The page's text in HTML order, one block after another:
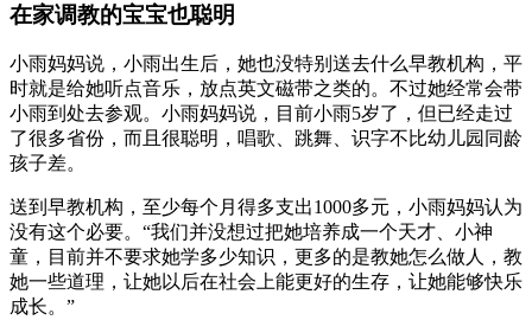
在家调教的宝宝也聪明
小雨妈妈说，小雨出生后，她也没特别送去什么早教机构，平
时就是给她听点音乐，放点英文磁带之类的。不过她经常会带
小雨到处去参观。小雨妈妈说，目前小雨5岁了，但已经走过
了很多省份，而且很聪明，唱歌、跳舞、识字不比幼儿园同龄
孩子差。
送到早教机构，至少每个月得多支出1000多元，小雨妈妈认为
没有这个必要。“我们并没想过把她培养成一个天才、小神
童，目前并不要求她学多少知识，更多的是教她怎么做人，教
她一些道理，让她以后在社会上能更好的生存，让她能够快乐
成长。”